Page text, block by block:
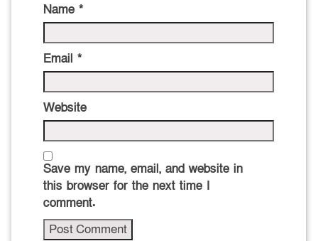
Name *
Email *
Website
Save my name, email, and website in
this browser for the next time I
comment.